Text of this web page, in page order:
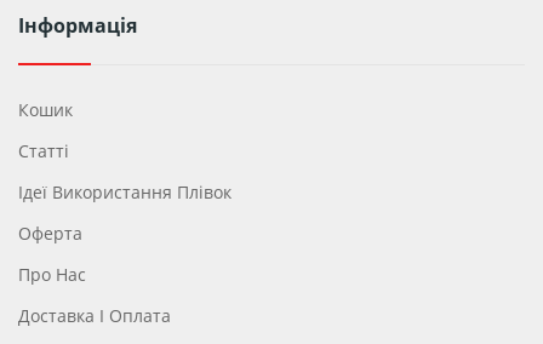
Інформація
Кошик
Статті
Ідеї ​​використання Плівок
Оферта
Про Нас
Доставка І Оплата